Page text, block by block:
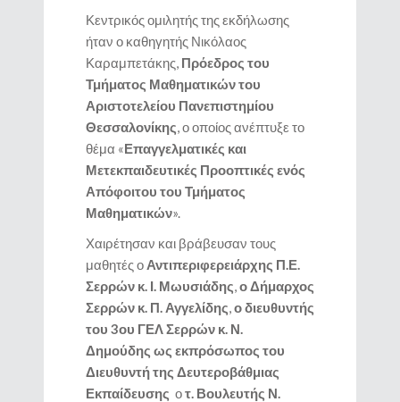
Κεντρικός ομιλητής της εκδήλωσης
ήταν ο καθηγητής Νικόλαος
Καραμπετάκης, Πρόεδρος του
Τμήματος Μαθηματικών του
Αριστοτελείου Πανεπιστημίου
Θεσσαλονίκης , ο οποίος ανέπτυξε το
θέμα «Επαγγελματικές και
Μετεκπαιδευτικές Προοπτικές ενός
Απόφοιτου του Τμήματος
Μαθηματικών».
Χαιρέτησαν και βράβευσαν τους
μαθητές ο Αντιπεριφερειάρχης Π.Ε.
Σερρών κ. Ι. Μωυσιάδης ο Δήμαρχος
Σερρών κ. Π. Αγγελίδης ο διευθυντής
του 3ου ΓΕΛ Σερρών κ. Ν.
Δημούδης ως εκπρόσωπος του
Διευθυντή της Δευτεροβάθμιας
Εκπαίδευσης οτ. Βουλευτής Ν.